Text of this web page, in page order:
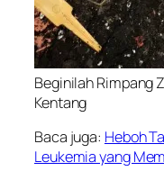
Beginilah Rimpang
Kentang
Baca juga: Heboh
Leukemia yang